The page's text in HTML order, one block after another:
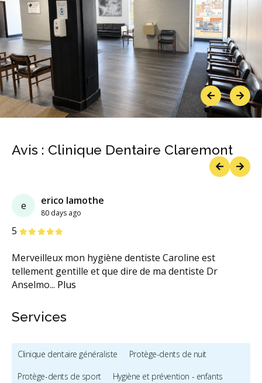
PreviousNext
Avis : Clinique Dentaire Claremont
e erico lamothe
80 days ago
5 étoiles
Merveilleux mon hygiène dentiste Caroline est
tellement gentille et que dire de ma dentiste Dr
Anselmo... Plus
étoiles
étoiles
étoiles
étoiles
Services
Clinique dentaire généraliste
Protège-dents de nuit
Protège-dents de sport
Hygiène et prévention - enfants